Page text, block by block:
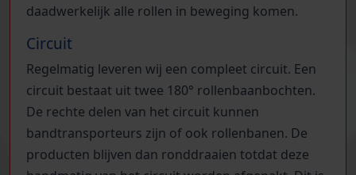
daadwerkelijk alle rollen in beweging komen.
Circuit
Regelmatig leveren wij een compleet circuit. Een
circuit bestaat uit twee 180° rollenbaanbochten.
De rechte delen van het circuit kunnen
bandtransporteurs zijn of ook rollenbanen. De
producten blijven dan ronddraaien totdat deze